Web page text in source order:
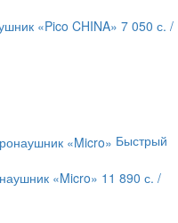
«Pico CHINA» 7 050 с. /
Быстрый
«Micro» 11 890 с. /